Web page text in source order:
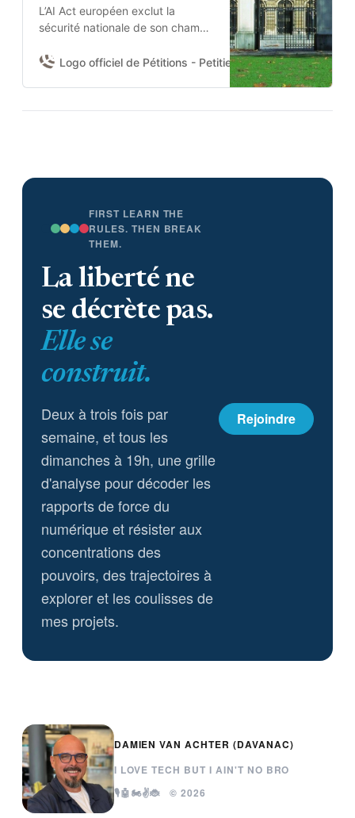
L’AI Act européen exclut la
sécurité nationale de son champ.
donc l’usage de l’IA par la
Chambre d’adopter une
leurs garanties contractuelles ;
minimales ; et (3) se prononcer
sur l’usage de l’IA pour la
surveillance de masse et les
Logo officiel de Pétitions - Petities Damien Van
FIRST LEARN THE
RULES. THEN BREAK
THEM.
La liberté ne
se décrète pas.
Elle se
construit.
Deux à trois fois par
semaine, et tous les
dimanches à 19h, une grille
d'analyse pour décoder les
rapports de force du
numérique et résister aux
concentrations des
pouvoirs, des trajectoires à
explorer et les coulisses de
mes projets.
Rejoindre
DAMIEN VAN ACHTER (DAVANAC)
I LOVE TECH BUT I AIN'T NO BRO
🎙️🤖🏍️✌️🐞 © 2026